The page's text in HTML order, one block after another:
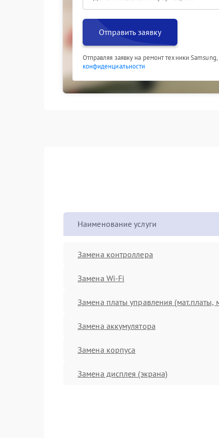
Отправить заявку
Отправляя заявку на ремонт техники
конфиденциальности
Наименование услуги
Замена контроллера
Замена Wi-Fi
Замена платы управления (мат.платы,
Замена аккумулятора
Замена корпуса
Замена дисплея (экрана)